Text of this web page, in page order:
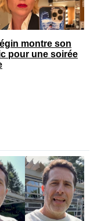
montre son
pour une soirée